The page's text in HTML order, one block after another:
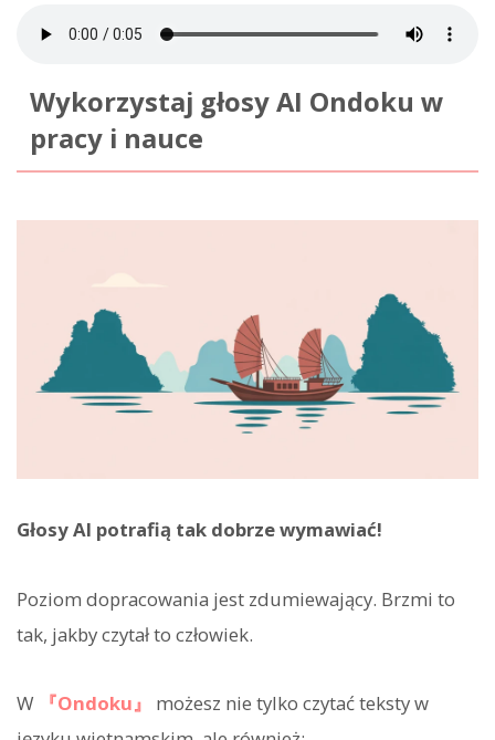
Wykorzystaj głosy AI Ondoku w
pracy i nauce
Głosy AI potrafią tak dobrze wymawiać!
Poziom dopracowania jest zdumiewający. Brzmi to
tak, jakby czytał to człowiek.
W 『Ondoku』
możesz nie tylko czytać teksty w